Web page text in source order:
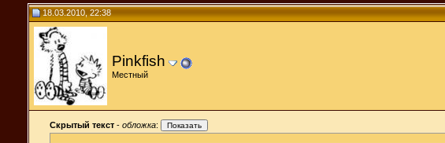
18.03.2010, 22:38
Pinkfish
Местный
Скрытый текст - обложка: